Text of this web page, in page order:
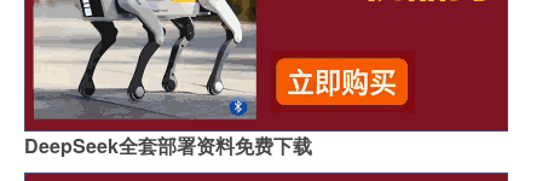
DeepSeek全套部署资料免费下载